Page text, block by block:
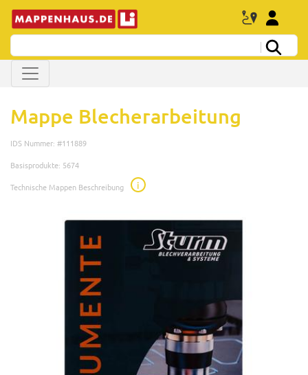
Mappe Blecherarbeitung
IDS Nummer: #111889
Basisprodukte: 5674
Technische Mappen Beschreibung
i